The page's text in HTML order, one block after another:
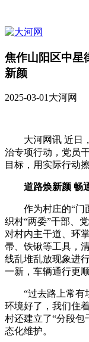
焦作山阳区中星
新颜
2025-03-01大河网
大河网讯 近日
治专项行动，党员
目标，用实际行动
道路焕新颜 畅
作为村庄的“门
织村“两委”干部、
对村内主干道、环
帚、铁锹等工具，
线乱堆乱放现象进
一新，车辆通行更
“过去路上常有
环境好了，我们住
村还建立了“分段包
态化维护。